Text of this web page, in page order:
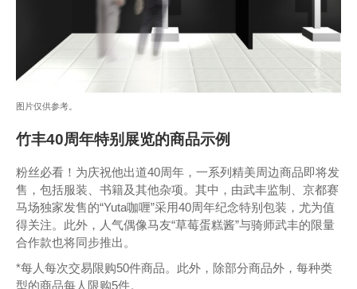
图片仅供参考。
竹丰40周年特别展览的商品示例
粉丝必看！为庆祝他出道40周年，一系列精美周边商品即将发
售，包括服装、书籍及其他杂项。其中，由武丰监制、京都赛
马场独家发售的“Yuta咖喱”采用40周年纪念特别包装，尤为值
得关注。此外，人气偶像马友“草莓蛋糕酱”与骑师武丰的限量
合作款也将同步推出。
*每人每次交易限购50件商品。此外，除部分商品外，每种类
型的商品每人限购5件。